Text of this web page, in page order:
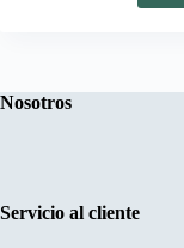
Nosotros
Servicio al cliente